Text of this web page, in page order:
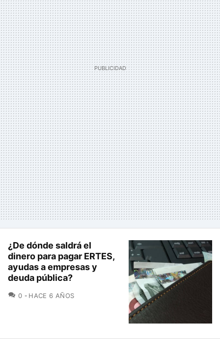
¿De dónde saldrá el
dinero para pagar ERTES,
ayudas a empresas y
deuda pública?
0 COMENTARIOS
HACE 6 AÑOS